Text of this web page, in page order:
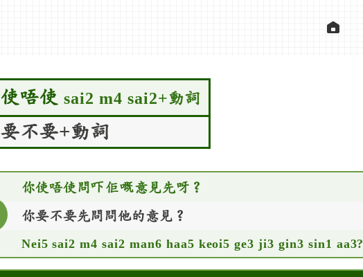
使唔使sai2 m4 sai2+動詞
要不要+動詞
你使唔使問吓佢嘅意見先呀？
你要不要先問問他的意見？
Nei5 sai2 m4 sai2 man6 haa5 keoi5 ge3 ji3 gin3 sin1 aa3?